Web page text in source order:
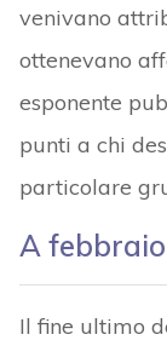
venivano
ottenevano
esponente
punti a chi
particolare
A
Il fine ultimo